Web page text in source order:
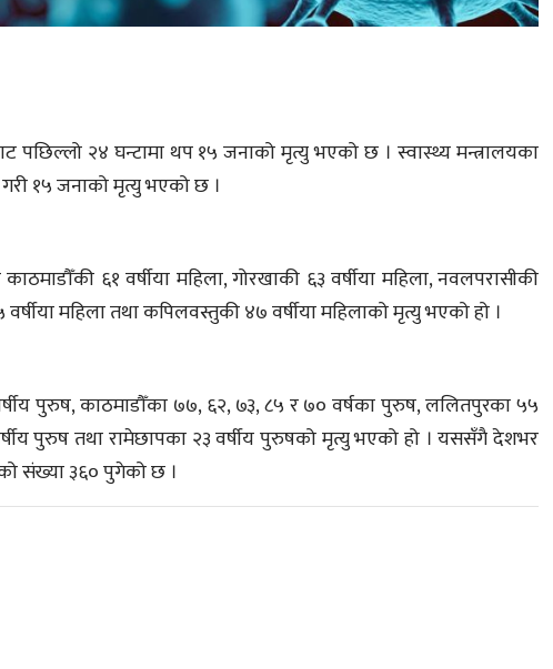
पछिल्लो २४ घन्टामा थप १५ जनाको मृत्यु भएको छ । स्वास्थ्य मन्त्रालयका
१५ जनाको मृत्यु भएको छ ।
६१ वर्षीया महिला, गोरखाकी ६३ वर्षीया महिला, नवलपरासीकी
वर्षीया महिला तथा कपिलवस्तुकी ४७ वर्षीया महिलाको मृत्यु भएको हो ।
पुरुष, काठमाडौँका ७७, ६२, ७३, ८५ र ७० वर्षका पुरुष, ललितपुरका ५५
पुरुष तथा रामेछापका २३ वर्षीय पुरुषको मृत्यु भएको हो । यससँगै देशभर
संख्या ३६० पुगेको छ ।